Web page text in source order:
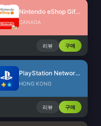
Nintendo eShop Gift Card (CA)
CANADA
리뷰 구매
PlayStation Network Card (HK)
HONG KONG
리뷰 구매